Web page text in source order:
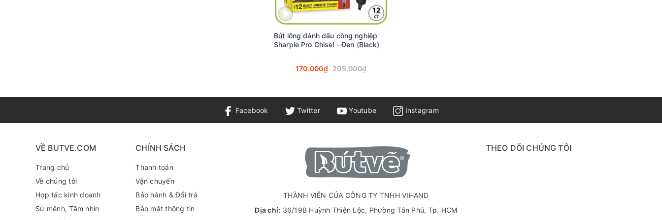
ĐẶC ĐIỂM NỔI BẬT CỦA DÒNG BÚT SHARPIE PRO FINE:
Đầu bút Fine 0.9mm cứng cáp: Cho nét viết rõ ràng, sắc nét và chính xác, dễ dàng thao tác trên nhiều loại vật liệu và bề mặt khác nhau.
Mực lông dầu Sharpie Pro cao cấp: Khô nhanh, bám cực tốt trên các bề mặt ẩm ướt, dầu mỡ hoặc nhiều bụi bẩn. Mực có độ bền cao, chịu ma sát tốt và gần như không
Bút lông đánh dấu công nghiệp
Sharpie Pro Chisel - Đen (Black)
170.000₫ 205.000₫
Facebook Twitter Youtube Instagram
VỀ BUTVE.COM
Trang chủ
Về chúng tôi
Hợp tác kinh doanh
Sứ mệnh, Tầm nhìn
CHÍNH SÁCH
Thanh toán
Vận chuyển
Bảo hành & Đổi trả
Bảo mật thông tin
THÀNH VIÊN CỦA CÔNG TY TNHH VIHAND
Địa chỉ: 36/19B Huỳnh Thiện Lộc, Phường Tân Phú, Tp. HCM
THEO DÕI CHÚNG TÔI